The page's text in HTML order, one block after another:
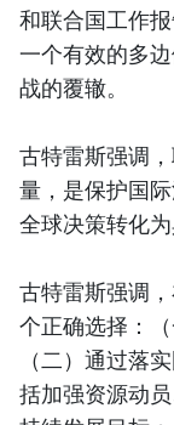
和联合国工作
一个有效的多
战的覆辙。
古特雷斯强调
量，是保护国
全球决策转化为
古特雷斯强调
个正确选择：
（二）通过落
括加强资源动